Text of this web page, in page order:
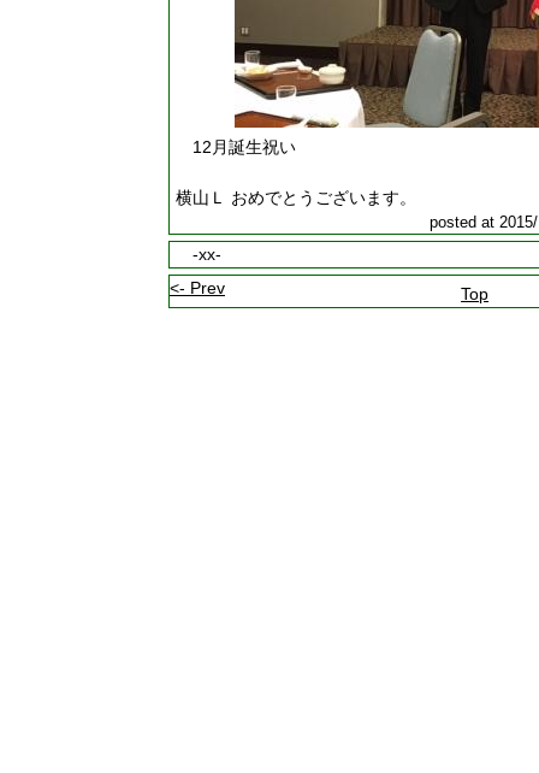
12月誕生祝い
横山Ｌ おめでとうございます。
posted at
-xx-
<- Prev Top